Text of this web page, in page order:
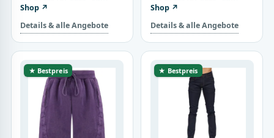
Shop ↗
Details & alle Angebote
Shop ↗
Details & alle Angebote
★ Bestpreis ★ Bestpreis